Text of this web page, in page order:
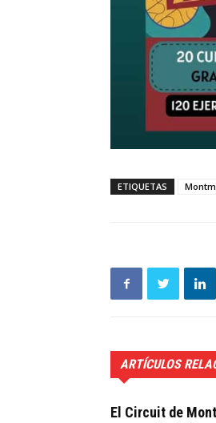
ETIQUETAS
ARTÍCULOS
El Circuit de